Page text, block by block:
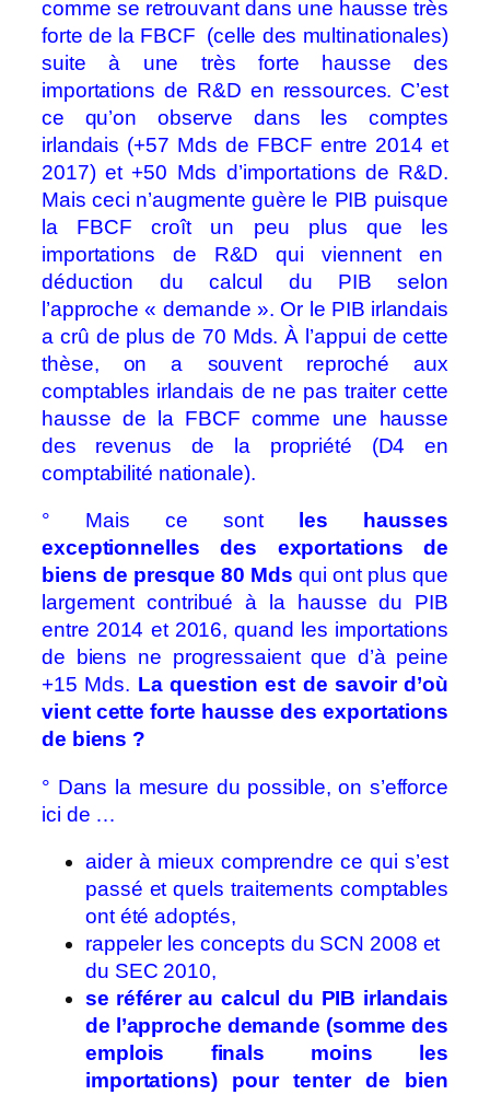
comme se retrouvant dans une hausse très
forte de la FBCF (celle des multinationales)
suite à une très forte hausse des
importations de R&D en ressources. C’est
ce qu’on observe dans les comptes
irlandais (+57 Mds de FBCF entre 2014 et
2017) et +50 Mds d’importations de R&D.
Mais ceci n’augmente guère le PIB puisque
la FBCF croît un peu plus que les
importations de R&D qui viennent en
déduction du calcul du PIB selon
l’approche « demande ». Or le PIB irlandais
a crû de plus de 70 Mds. À l’appui de cette
thèse, on a souvent reproché aux
comptables irlandais de ne pas traiter cette
hausse de la FBCF comme une hausse
des revenus de la propriété (D4 en
comptabilité nationale).
° Mais ce sont
les hausses
exceptionnelles des exportations de
biens de presque 80 Mds qui ont plus que
largement contribué à la hausse du PIB
entre 2014 et 2016, quand les importations
de biens ne progressaient que d’à peine
+15 Mds. La question est de savoir d’où
vient cette forte hausse des exportations
de biens ?
° Dans la mesure du possible, on s’efforce
ici de …
aider à mieux comprendre ce qui s’est
passé et quels traitements comptables
ont été adoptés,
rappeler les concepts du SCN 2008 et
du SEC 2010,
se référer au calcul du PIB irlandais
de l’approche demande (somme des
emplois finals moins les
importations) pour tenter de bien